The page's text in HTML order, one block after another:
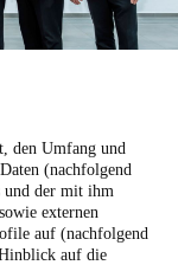
den Umfang und
(nachfolgend
und der mit ihm
externen
auf (nachfolgend
auf die